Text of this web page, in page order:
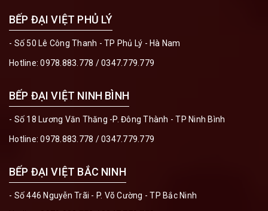
BẾP ĐẠI VIỆT PHỦ LÝ
- Số 50 Lê Công Thanh - TP Phủ Lý - Hà Nam
Hotline:0978.883.778 /0347.779.779
BẾP ĐẠI VIỆT NINH BÌNH
- Số 18 Lương Văn Thăng -P. Đông Thành - TP Ninh Bình
Hotline:0978.883.778 /0347.779.779
BẾP ĐẠI VIỆT BẮC NINH
- Số 446 Nguyễn Trãi - P. Võ Cường - TP Bắc Ninh